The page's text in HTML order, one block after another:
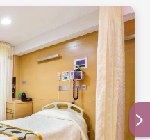
乐系统”，为病人提供
议、自助点餐等服
历资料、住院安排、
接各项医疗资讯。
子显示屏，显示病人
病人现况供医护或家